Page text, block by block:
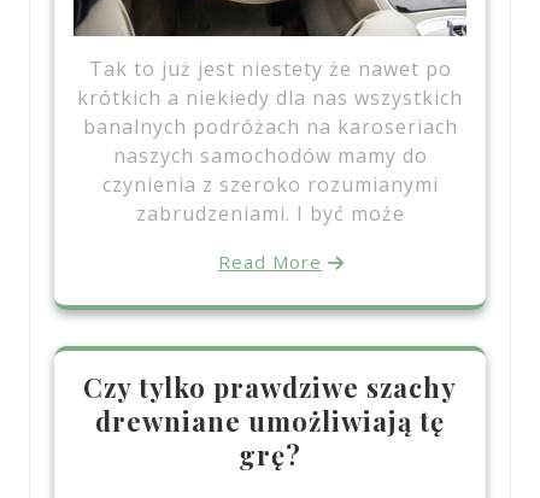
Tak to już jest niestety że nawet po
krótkich a niekiedy dla nas wszystkich
banalnych podróżach na karoseriach
naszych samochodów mamy do
czynienia z szeroko rozumianymi
zabrudzeniami. I być może
Read More
Czy tylko prawdziwe szachy
drewniane umożliwiają tę
grę?